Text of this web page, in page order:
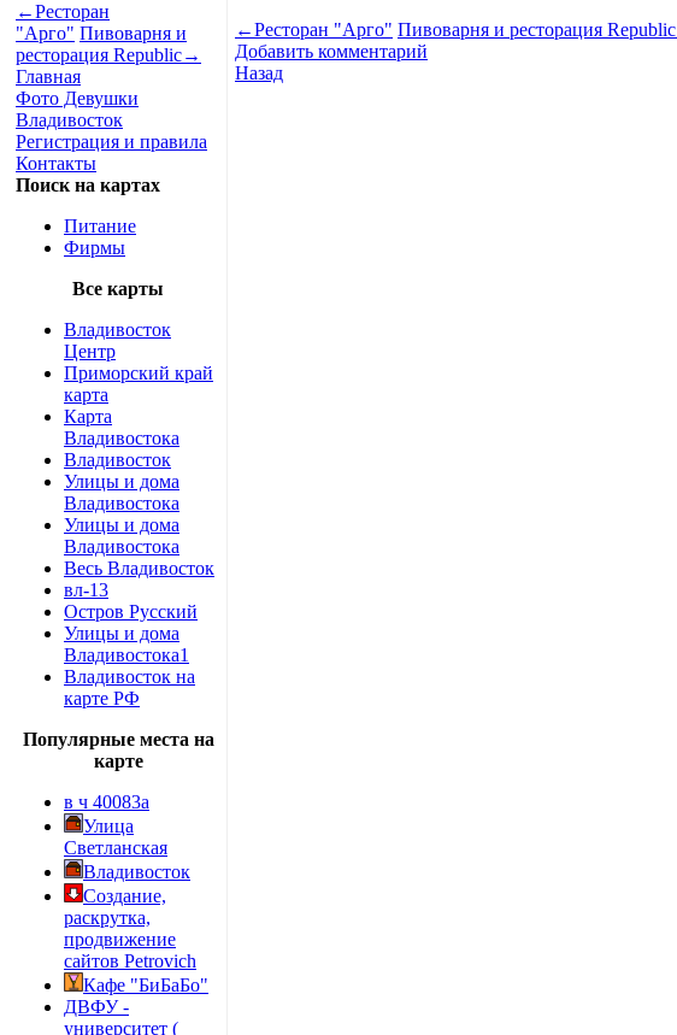
←Ресторан
"Арго" Пивоварня и
ресторация Republic→
Главная
Фото Девушки
Владивосток
Регистрация и правила
Контакты
Поиск на картах
Питание
Фирмы
Все карты
Владивосток
Центр
Приморский край
карта
Карта
Владивостока
Владивосток
Улицы и дома
Владивостока
Улицы и дома
Владивостока
Весь Владивосток
вл-13
Остров Русский
Улицы и дома
Владивостока1
Владивосток на
карте РФ
Популярные места на
карте
в ч 40083а
Улица
Светланская
Владивосток
Создание,
раскрутка,
продвижение
сайтов Petrovich
Кафе "БиБаБо"
ДВФУ -
университет (
←Ресторан "Арго" Пивоварня и ресторация Republic
Добавить комментарий
Назад